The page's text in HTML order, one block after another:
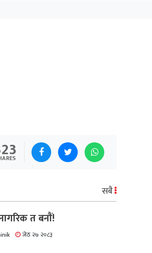
सबै
त बनाैं!
जेठ २७ २०८३